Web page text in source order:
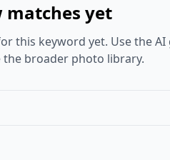
matches yet
this keyword yet. Use the
broader photo library.